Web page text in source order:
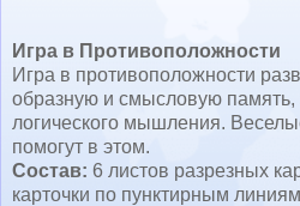
Игра в Противоположности
Игра в противоположности
образную и смысловую память,
логического мышления.
помогут в этом.
Состав: 6 листов разрезных
карточки по пунктирным